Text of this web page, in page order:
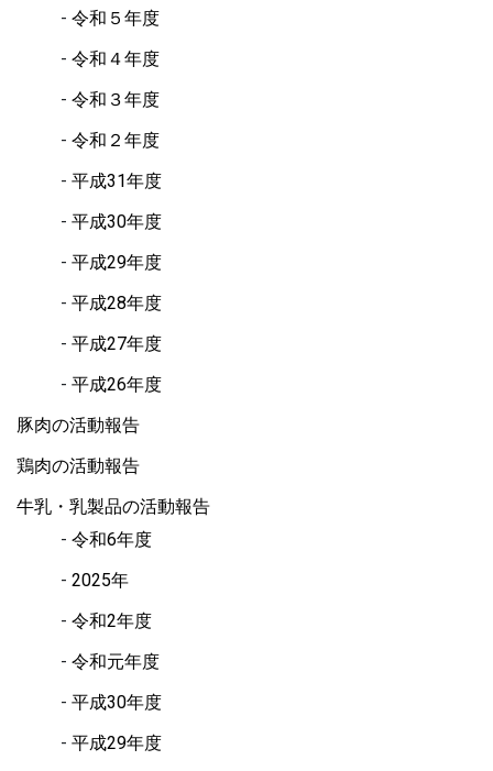
令和５年度
令和４年度
令和３年度
令和２年度
平成31年度
平成30年度
平成29年度
平成28年度
平成27年度
平成26年度
豚肉の活動報告
鶏肉の活動報告
牛乳・乳製品の活動報告
令和6年度
2025年
令和2年度
令和元年度
平成30年度
平成29年度